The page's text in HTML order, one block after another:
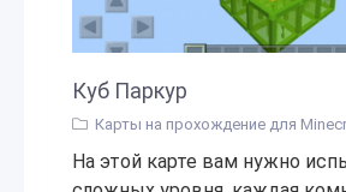
Куб Паркур
Карты на прохождение для
На этой карте вам нужно